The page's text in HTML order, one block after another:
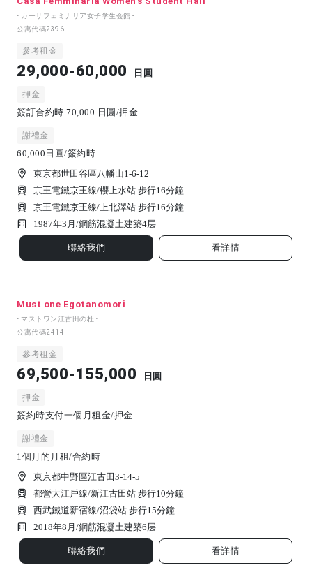
- カーサフェミナリア女子学生会館 -
公寓代碼2396
參考租金
29,000-60,000 日圓
押金
簽訂合約時 70,000 日圓/押金
謝禮金
60,000日圓/簽約時
東京都世田谷區八幡山1-6-12
京王電鐵京王線/櫻上水站 步行16分鐘
京王電鐵京王線/上北澤站 步行16分鐘
1987年3月/鋼筋混凝土建築4 层
聯絡我們 看詳情
Must one Egotanomori
- マストワン江古田の杜 -
公寓代碼2414
參考租金
69,500-155,000 日圓
押金
簽約時支付一個月租金/押金
謝禮金
1個月的月租/合約時
東京都中野區江古田3-14-5
都營大江戶線/新江古田站 步行10分鐘
西武鐵道新宿線/沼袋站 步行15分鐘
2018年8月/鋼筋混凝土建築6 层
聯絡我們 看詳情